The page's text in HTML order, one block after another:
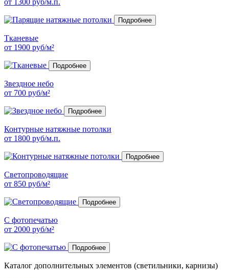
от 1300 руб/м.п.
Подробнее
Тканевые
от 1900 руб/м²
Подробнее
Звездное небо
от 700 руб/м²
Подробнее
Контурные натяжные потолки
от 1800 руб/м.п.
Подробнее
Светопроводящие
от 850 руб/м²
Подробнее
C фотопечатью
от 2000 руб/м²
Подробнее
Каталог дополнительных элементов (светильники, карнизы)